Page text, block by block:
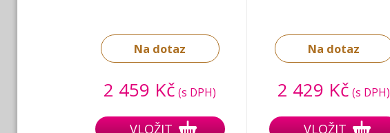
Na dotaz
2 459 Kč (s DPH)
VLOŽIT
Na dotaz
2 429 Kč (s DPH)
VLOŽIT